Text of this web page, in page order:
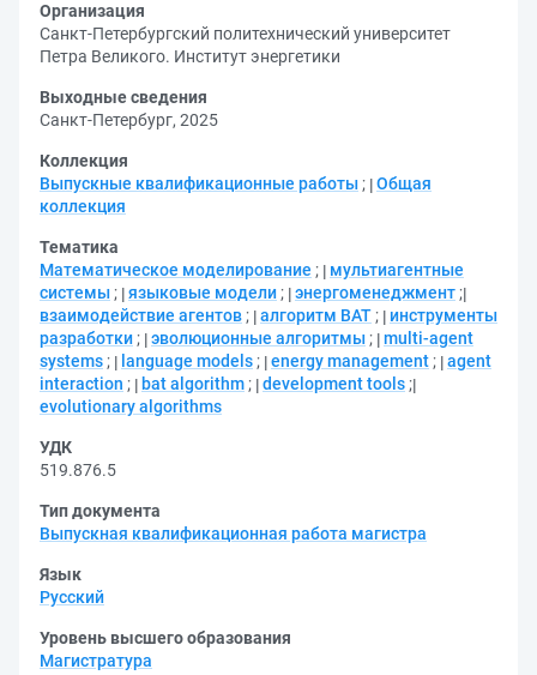
Организация
Санкт-Петербургский политехнический университет
Петра Великого. Институт энергетики
Выходные сведения
Санкт-Петербург, 2025
Коллекция
Выпускные квалификационные работы ; Общая
коллекция
Тематика
Математическое моделирование ;
мультиагентные
системы ; языковые модели ; энергоменеджмент ;
взаимодействие агентов ; алгоритм BAT ;
инструменты
разработки ; эволюционные алгоритмы ; multi-agent
systems ; language models ; energy management ; agent
interaction ; bat algorithm ; development tools ;
evolutionary algorithms
УДК
519.876.5
Тип документа
Выпускная квалификационная работа магистра
Язык
Русский
Уровень высшего образования
Магистратура